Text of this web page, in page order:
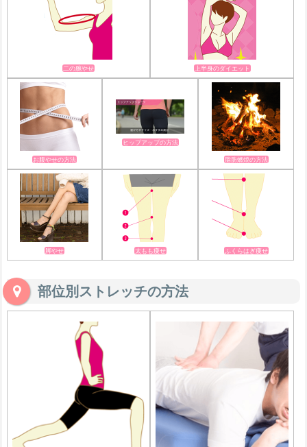
二の腕やせ 上半身のダイエット
お腹やせの方法
ヒップアップの方法
脂肪燃焼の方法
脚やせ 太もも痩せ ふくらはぎ痩せ
部位別ストレッチの方法